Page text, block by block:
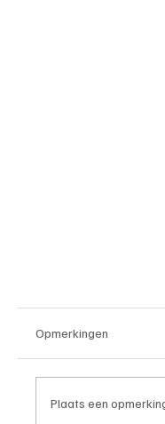
Opmerkingen
Plaats een